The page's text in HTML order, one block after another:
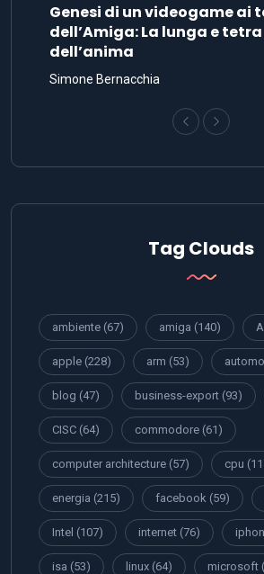
Genesi di un videogame ai
dell’Amiga: La lunga e
dell’anima
Simone Bernacchia
Tag Clouds
ambiente (67) amiga (140)
apple (228) arm (53)
blog (47) business-export (93)
CISC (64) commodore (61)
computer architecture (57) cpu
energia (215) facebook (59)
Intel (107) internet (76)
isa (53) linux (64) microsoft